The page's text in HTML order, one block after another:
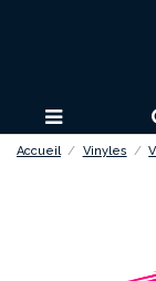
Accueil Vinyles